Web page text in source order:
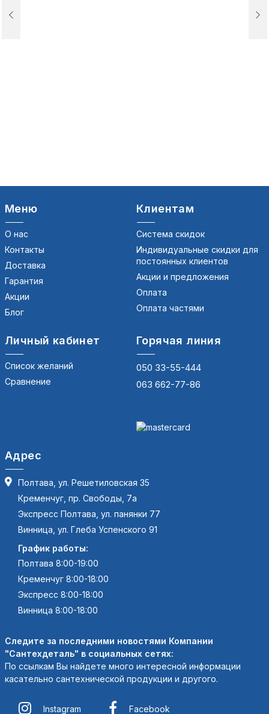
Меню
О нас
Контакты
Доставка
Гарантия
Акции
Блог
Клиентам
Система скидок
Индивидуальные скидки для
постоянных клиентов
Акции и предложения
Оплата
Оплата частями
Личный кабинет
Список желаний
Сравнение
Горячая линия
050 33-55-444
063 662-77-86
Адрес
Полтава, ул. Решетиловская 35
Кременчуг, пр. Свободы, 7а
Экспресс Полтава, ул. панянки 77
Винница, ул. Глеба Успенского 91
График работы:
Полтава 8:00-19:00
Кременчуг 8:00-18:00
Экспресс 8:00-18:00
Винница 8:00-18:00
Следите за последними новостями Компании
"Сантехдеталь" в социальных сетях:
По ссылкам Вы найдете много интересной информации
касательно сантехнической продукции и другого.
Instagram Facebook